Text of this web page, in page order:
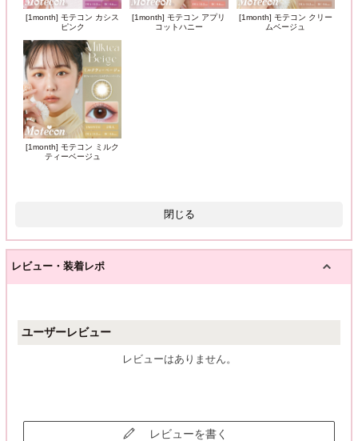
[1month] モテコン カシス
ピンク
[1month] モテコン アプリ
コットハニー
[1month] モテコン クリー
ムベージュ
[1month] モテコン ミルク
ティーベージュ
閉じる
レビュー・装着レポ
ユーザーレビュー
レビューはありません。
レビューを書く